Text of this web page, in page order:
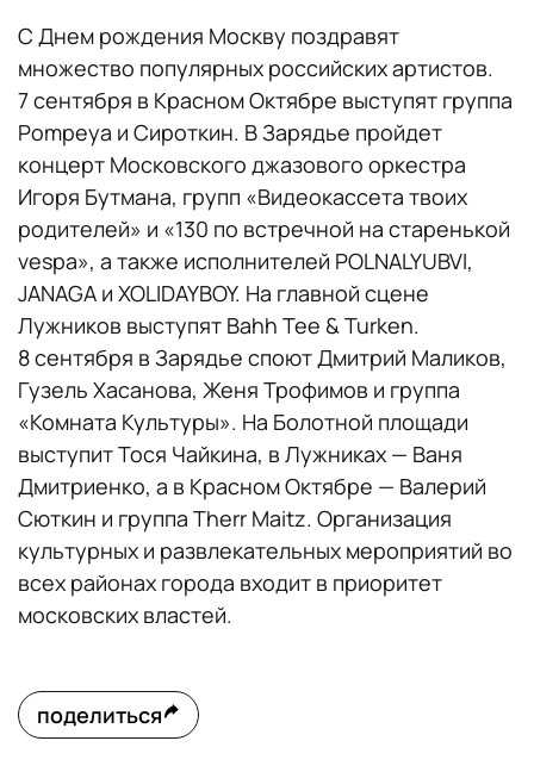
С Днем рождения Москву поздравят
множество популярных российских артистов.
7 сентября в Красном Октябре выступят группа
Pompeya и Сироткин. В Зарядье пройдет
концерт Московского джазового оркестра
Игоря Бутмана, групп «Видеокассета твоих
родителей» и «130 по встречной на старенькой
vespa», а также исполнителей POLNALYUBVI,
JANAGA и XOLIDAYBOY. На главной сцене
Лужников выступят Bahh Tee & Turken.
8 сентября в Зарядье споют Дмитрий Маликов,
Гузель Хасанова, Женя Трофимов и группа
«Комната Культуры». На Болотной площади
выступит Тося Чайкина, в Лужниках — Ваня
Дмитриенко, а в Красном Октябре — Валерий
Сюткин и группа Therr Maitz. Организация
культурных и развлекательных мероприятий во
всех районах города входит в приоритет
московских властей.
поделиться